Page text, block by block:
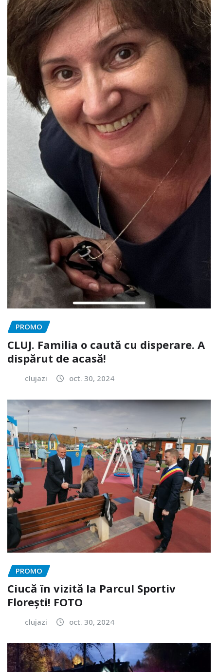
PROMO
CLUJ. Familia o caută cu disperare. A
dispărut de acasă!
clujazi oct. 30, 2024
PROMO
Ciucă în vizită la Parcul Sportiv
Florești! FOTO
clujazi oct. 30, 2024